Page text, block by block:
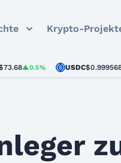
Krypto-
USDC$0.999568▲0%